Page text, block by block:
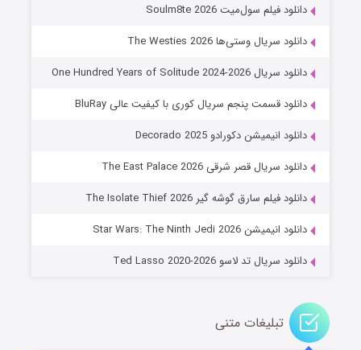
خاندان اژدها فصل ۳
قسمت۶ (زیرنویس) منتشر شد
دانلود فیلم سول‌میت Soulm8te 2026
دانلود سریال وستی‌ها The Westies 2026
دانلود سریال One Hundred Years of Solitude 2024-2026
دانلود قسمت پنجم سریال کوری با کیفیت عالی BluRay
دانلود انیمیشن دکورادو Decorado 2025
دانلود سریال قصر شرقی The East Palace 2026
دانلود فیلم سارق گوشه گیر The Isolate Thief 2026
دانلود انیمیشن Star Wars: The Ninth Jedi 2026
دانلود سریال تد لاسو Ted Lasso 2020-2026
تبلیغات متنی